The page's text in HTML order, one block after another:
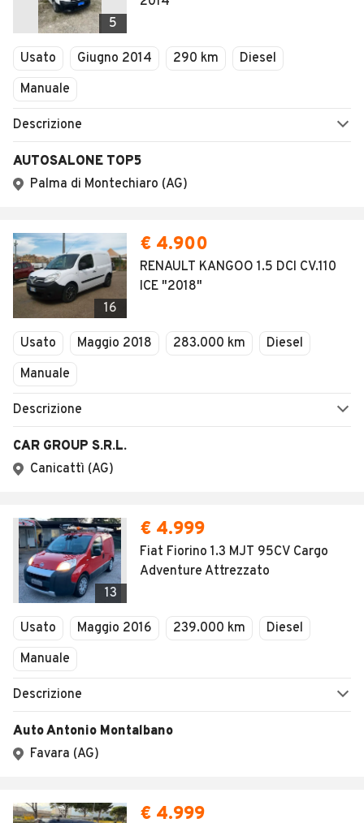
5
Usato Giugno 2014 290 km
Diesel
Manuale
Descrizione
AUTOSALONE TOP5
Palma di Montechiaro (AG)
16
€ 4.900
RENAULT KANGOO 1.5 DCI CV.110
ICE "2018"
Usato Maggio 2018 283.000 km
Diesel
Manuale
Descrizione
CAR GROUP S.R.L.
Canicattì (AG)
13
€ 4.999
Fiat Fiorino 1.3 MJT 95CV Cargo
Adventure Attrezzato
Usato Maggio 2016 239.000 km
Diesel
Manuale
Descrizione
Auto Antonio Montalbano
Favara (AG)
€ 4.999